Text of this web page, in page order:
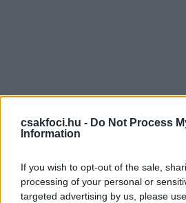
csakfoci.hu - Do Not Process
Information
If you wish to opt-out of the sale,
processing of your personal or
targeted advertising by us, please